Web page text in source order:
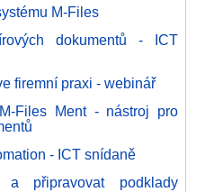
M-Files
dokumentů - ICT
firemní praxi - webinář
Files Ment - nástroj pro
- ICT snídaně
připravovat podklady